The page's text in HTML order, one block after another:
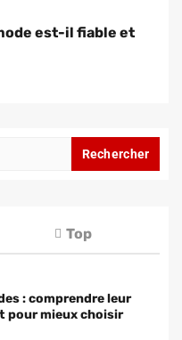
est-il fiable et
Top
: comprendre leur
pour mieux choisir